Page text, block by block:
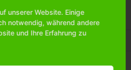
unserer Website. Einige
notwendig, während andere
und Ihre Erfahrung zu